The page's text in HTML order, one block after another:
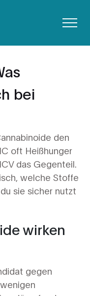
bei
den
oft Heißhunger
das Gegenteil.
welche Stoffe
sie sicher nutzt
wirken
gegen